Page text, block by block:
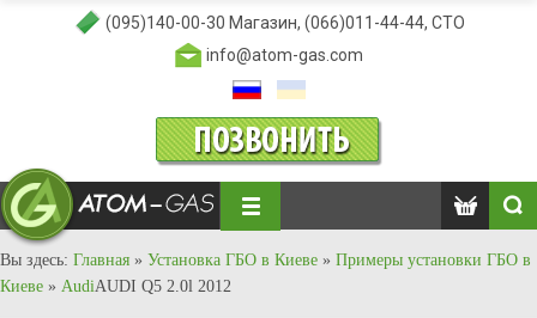
(095)140-00-30 Магазин, (066)011-44-44, СТО
info@atom-gas.com
Вы здесь: Главная » Установка ГБО в Киеве » Примеры установки ГБО в
Киеве » AudiAUDI Q5 2.0l 2012